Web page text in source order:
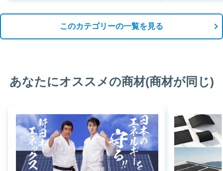
このカテゴリーの一覧を見る
あなたにオススメの商材(商材が同じ)